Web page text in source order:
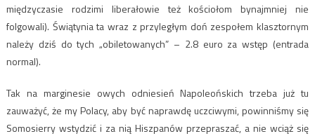
międzyczasie rodzimi liberałowie też kościołom bynajmniej nie
folgowali). Świątynia ta wraz z przyległym doń zespołem klasztornym
należy dziś do tych „obiletowanych” – 2.8 euro za wstęp (entrada
normal).
Tak na marginesie owych odniesień Napoleońskich trzeba już tu
zauważyć, że my Polacy, aby być naprawdę uczciwymi, powinniśmy się
Somosierry wstydzić i za nią Hiszpanów przepraszać, a nie wciąż się